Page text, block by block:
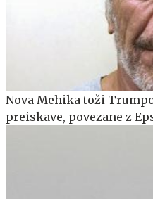
Nova Mehika toži
preiskave, povezane z